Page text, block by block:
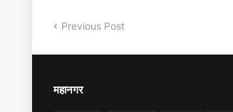
Previous Post
महानगर